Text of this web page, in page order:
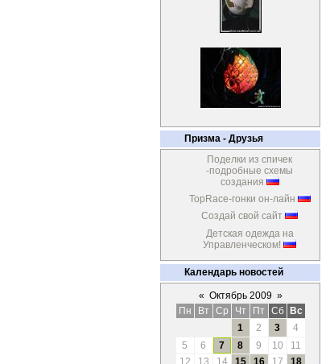
Призма - Друзья
Поделки из спичек
-подробные схемы
создания
TopRace-гонки он-лайн
Создай свой сайт
Детская одежда на
Управленческом!
Календарь новостей
« Октябрь 2009 »
Пн
Вт Ср Чт Пт Сб
Вс
1
2 3
4
5
6 7 8 9 10
11
12
13 14 15 16 17 18